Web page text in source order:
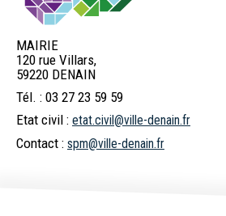
Logement
spectacles
MAIRIE
120 rue Villars,
59220 DENAIN
Tél. : 03 27 23 59 59
Etat civil : etat.civil@ville-denain.fr
Contact : spm@ville-denain.fr